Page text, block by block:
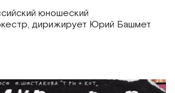
юношеский
дирижирует Юрий Башмет